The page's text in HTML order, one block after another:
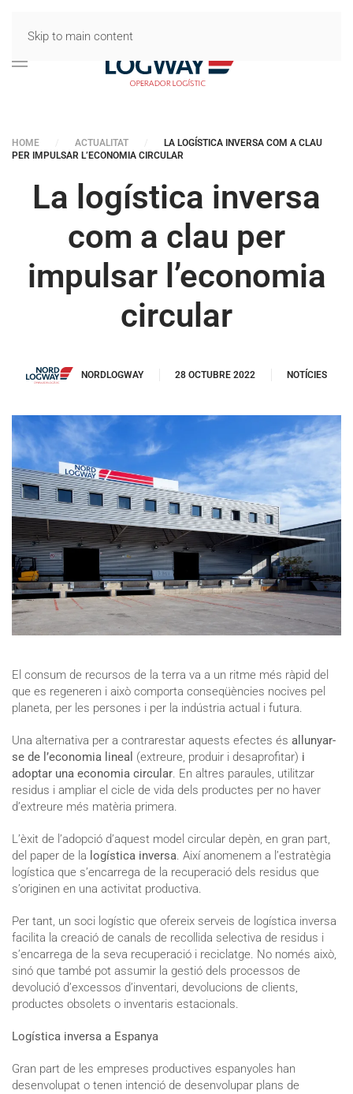
Skip to main content
HOME ACTUALITAT
LA LOGÍSTICA INVERSA COM A CLAU
PER IMPULSAR L’ECONOMIA CIRCULAR
La logística inversa
com a clau per
impulsar l’economia
circular
NORDLOGWAY 28 OCTUBRE 2022 NOTÍCIES
El consum de recursos de la terra va a un ritme més ràpid del
que es regeneren i això comporta conseqüències nocives pel
planeta, per les persones i per la indústria actual i futura.
Una alternativa per a contrarestar aquests efectes és allunyar-
se de l’economia lineal (extreure, produir i desaprofitar) i
adoptar una economia circular. En altres paraules, utilitzar
residus i ampliar el cicle de vida dels productes per no haver
d’extreure més matèria primera.
L’èxit de l’adopció d’aquest model circular depèn, en gran part,
del paper de la logística inversa. Així anomenem a l’estratègia
logística que s’encarrega de la recuperació dels residus que
s’originen en una activitat productiva.
Per tant, un soci logístic que ofereix serveis de logística inversa
facilita la creació de canals de recollida selectiva de residus i
s’encarrega de la seva recuperació i reciclatge. No només això,
sinó que també pot assumir la gestió dels processos de
devolució d’excessos d’inventari, devolucions de clients,
productes obsolets o inventaris estacionals.
Logística inversa a Espanya
Gran part de les empreses productives espanyoles han
desenvolupat o tenen intenció de desenvolupar plans de